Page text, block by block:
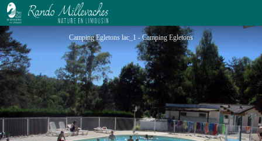
Camping Egletons lac
Camping Egletons lac_1 - Camping Egletons